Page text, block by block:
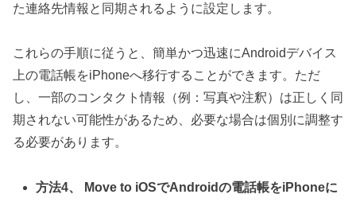
た連絡先情報と同期されるように設定します。
これらの手順に従うと、簡単かつ迅速にAndroidデバイス
上の電話帳をiPhoneへ移行することができます。ただ
し、一部のコンタクト情報（例：写真や注釈）は正しく同
期されない可能性があるため、必要な場合は個別に調整す
る必要があります。
方法4、 Move to iOSでAndroidの電話帳をiPhoneに